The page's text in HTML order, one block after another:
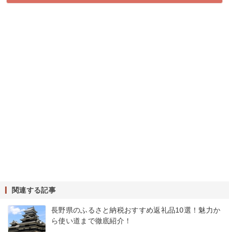
関連する記事
長野県のふるさと納税おすすめ返礼品10選！魅力か
ら使い道まで徹底紹介！